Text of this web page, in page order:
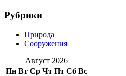
Рубрики
Природа
Сооружения
Август 2026
Пн Вт Ср Чт Пт Сб Вс